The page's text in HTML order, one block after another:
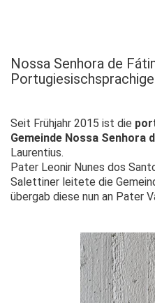
Nossa Senhora de
Seit Frühjahr 2015 ist die
Gemeinde Nossa Senhora
Laurentius.
Pater Leonir Nunes dos
Salettiner leitete die
übergab diese nun an Pater